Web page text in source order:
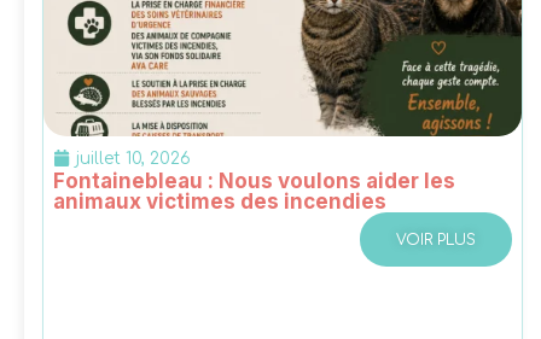
juillet 10, 2026
Fontainebleau : Nous voulons aider les
animaux victimes des incendies
VOIR PLUS